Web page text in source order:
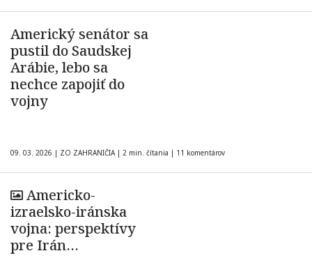
Americký senátor sa
pustil do Saudskej
Arábie, lebo sa
nechce zapojiť do
vojny
09. 03. 2026 | ZO ZAHRANIČIA | 2 min. čítania | 11 komentárov
Americko-
izraelsko-iránska
vojna: perspektívy
pre Irán…